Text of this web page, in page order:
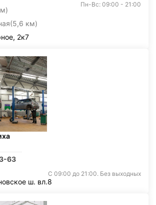
(5,6 км)
Пн-Вс: 09:00 - 21:00
2к7
63
С 09:00 до 21:00. Без выходных
ш. вл.8